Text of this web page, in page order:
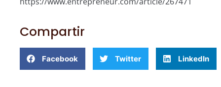
Compartir
Facebook Twitter LinkedIn